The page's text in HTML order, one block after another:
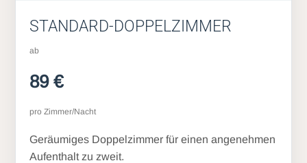
STANDARD-DOPPELZIMMER
ab
89 €
pro Zimmer/Nacht
Geräumiges Doppelzimmer für einen angenehmen
Aufenthalt zu zweit.